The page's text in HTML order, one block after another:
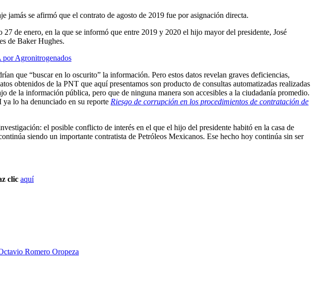
se afirmó que el contrato de agosto de 2019 fue por asignación directa.
de enero, en la que se informó que entre 2019 y 2020 el hijo mayor del presidente, José
de Baker Hughes.
Agronitrogenados
que “buscar en lo oscurito” la información. Pero estos datos revelan graves deficiencias,
obtenidos de la PNT que aquí presentamos son producto de consultas automatizadas realizadas
la información pública, pero que de ninguna manera son accesibles a la ciudadanía promedio.
lo ha denunciado en su reporte Riesgo de corrupción en los procedimientos de contratación de
el posible conflicto de interés en el que el hijo del presidente habitó en la casa de
siendo un importante contratista de Petróleos Mexicanos. Ese hecho hoy continúa sin ser
clic aquí
Romero Oropeza